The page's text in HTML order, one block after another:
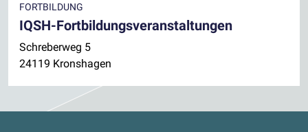
FORTBILDUNG
IQSH-Fortbildungsveranstaltungen
Schreberweg 5
24119 Kronshagen